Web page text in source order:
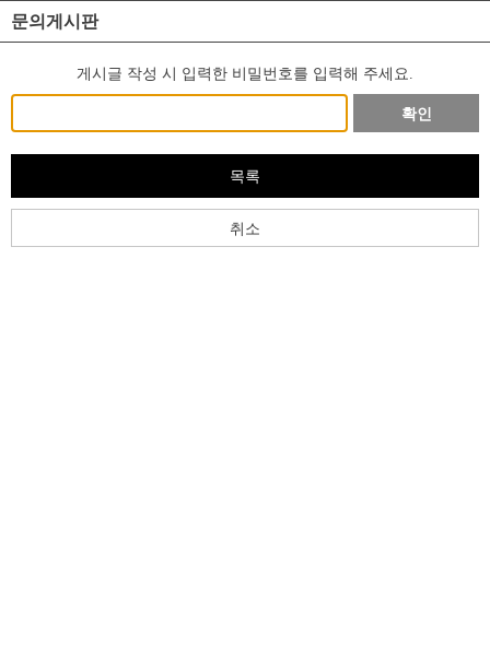
문의게시판
게시글 작성 시 입력한 비밀번호를 입력해 주세요.
확인
목록
취소